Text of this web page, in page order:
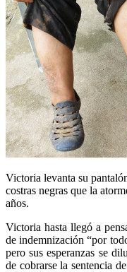
Victoria levanta su
costras negras que la
años.
Victoria hasta llegó a
de indemnización “por
pero sus esperanzas se
de cobrarse la sentencia